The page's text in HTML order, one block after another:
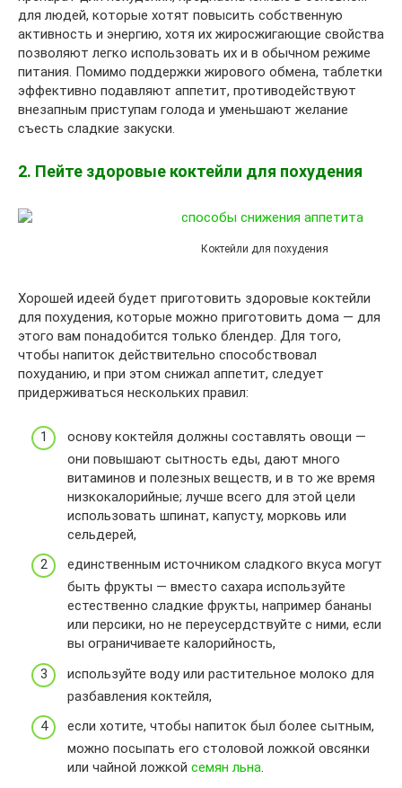
для людей, которые хотят повысить собственную
активность и энергию, хотя их жиросжигающие свойства
позволяют легко использовать их и в обычном режиме
питания. Помимо поддержки жирового обмена, таблетки
эффективно подавляют аппетит, противодействуют
внезапным приступам голода и уменьшают желание
съесть сладкие закуски.
2. Пейте здоровые коктейли для похудения
Коктейли для похудения
Хорошей идеей будет приготовить здоровые коктейли
для похудения, которые можно приготовить дома — для
этого вам понадобится только блендер. Для того,
чтобы напиток действительно способствовал
похуданию, и при этом снижал аппетит, следует
придерживаться нескольких правил:
основу коктейля должны составлять овощи —
они повышают сытность еды, дают много
витаминов и полезных веществ, и в то же время
низкокалорийные; лучше всего для этой цели
использовать шпинат, капусту, морковь или
сельдерей,
единственным источником сладкого вкуса могут
быть фрукты — вместо сахара используйте
естественно сладкие фрукты, например бананы
или персики, но не переусердствуйте с ними, если
вы ограничиваете калорийность,
используйте воду или растительное молоко для
разбавления коктейля,
если хотите, чтобы напиток был более сытным,
можно посыпать его столовой ложкой овсянки
или чайной ложкой семян льна.